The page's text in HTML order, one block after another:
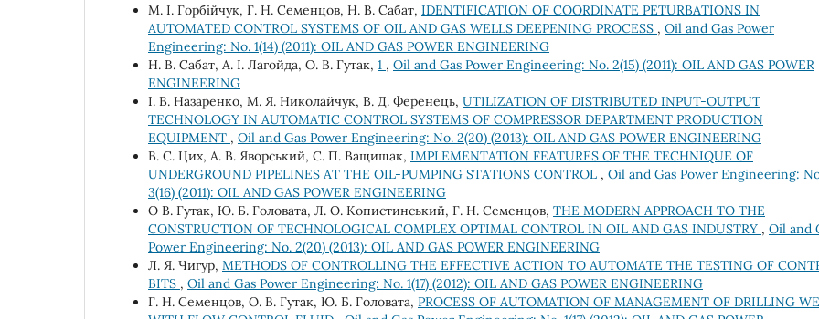
М. І. Горбійчук, Г. Н. Семенцов, Н. В. Сабат, IDENTIFICATION OF COORDINATE PETURBATIONS IN
AUTOMATED CONTROL SYSTEMS OF OIL AND GAS WELLS DEEPENING PROCESS , Oil and Gas Power
Engineering: No. 1(14) (2011): OIL AND GAS POWER ENGINEERING
Н. В. Сабат, А. І. Лагойда, О. В. Гутак, 1 , Oil and Gas Power Engineering: No. 2(15) (2011): OIL AND GAS POWER
ENGINEERING
І. В. Назаренко, М. Я. Николайчук, В. Д. Ференець, UTILIZATION OF DISTRIBUTED INPUT-OUTPUT
TECHNOLOGY IN AUTOMATIC CONTROL SYSTEMS OF COMPRESSOR DEPARTMENT PRODUCTION
EQUIPMENT , Oil and Gas Power Engineering: No. 2(20) (2013): OIL AND GAS POWER ENGINEERING
В. С. Цих, А. В. Яворський, С. П. Ващишак, IMPLEMENTATION FEATURES OF THE TECHNIQUE OF
UNDERGROUND PIPELINES AT THE OIL-PUMPING STATIONS CONTROL , Oil and Gas Power Engineering:
3(16) (2011): OIL AND GAS POWER ENGINEERING
О В. Гутак, Ю. Б. Головата, Л. О. Копистинський, Г. Н. Семенцов, THE MODERN APPROACH TO THE
CONSTRUCTION OF TECHNOLOGICAL COMPLEX OPTIMAL CONTROL IN OIL AND GAS INDUSTRY , Oil and
Power Engineering: No. 2(20) (2013): OIL AND GAS POWER ENGINEERING
Л. Я. Чигур, METHODS OF CONTROLLING THE EFFECTIVE ACTION TO AUTOMATE THE TESTING OF
BITS , Oil and Gas Power Engineering: No. 1(17) (2012): OIL AND GAS POWER ENGINEERING
Г. Н. Семенцов, О. В. Гутак, Ю. Б. Головата, PROCESS OF AUTOMATION OF MANAGEMENT OF DRILLING